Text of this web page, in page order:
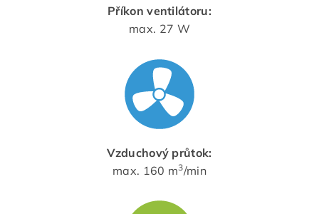
Příkon ventilátoru:
max. 27 W
Vzduchový průtok:
max. 160 m3/min